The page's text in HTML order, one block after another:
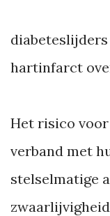
diabeteslijders
hartinfarct
Het risico
verband met
stelselmatige